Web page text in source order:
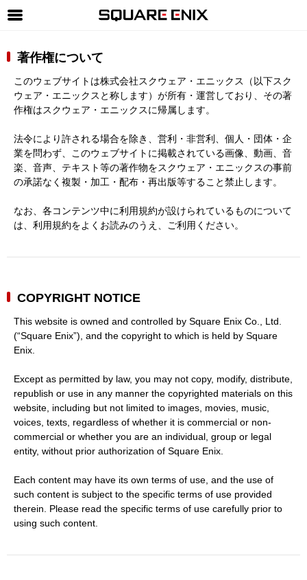
マガジン＆ブックス
グッズ
ストア
動画
SQUARE ENIX サイト内検索
著作権について
このウェブサイトは株式会社スクウェア・エニックス（以下スク
ウェア・エニックスと称します）が所有・運営しており、その著
作権はスクウェア・エニックスに帰属します。
法令により許される場合を除き、営利・非営利、個人・団体・企
業を問わず、このウェブサイトに掲載されている画像、動画、音
楽、音声、テキスト等の著作物をスクウェア・エニックスの事前
の承諾なく複製・加工・配布・再出版等すること禁止します。
なお、各コンテンツ中に利用規約が設けられているものについて
は、利用規約をよくお読みのうえ、ご利用ください。
COPYRIGHT NOTICE
This website is owned and controlled by Square Enix Co., Ltd.
(“Square Enix”), and the copyright to which is held by Square
Enix.
Except as permitted by law, you may not copy, modify, distribute,
republish or use in any manner the copyrighted materials on this
website, including but not limited to images, movies, music,
voices, texts, regardless of whether it is commercial or non-
commercial or whether you are an individual, group or legal
entity, without prior authorization of Square Enix.
Each content may have its own terms of use, and the use of
such content is subject to the specific terms of use provided
therein. Please read the specific terms of use carefully prior to
using such content.